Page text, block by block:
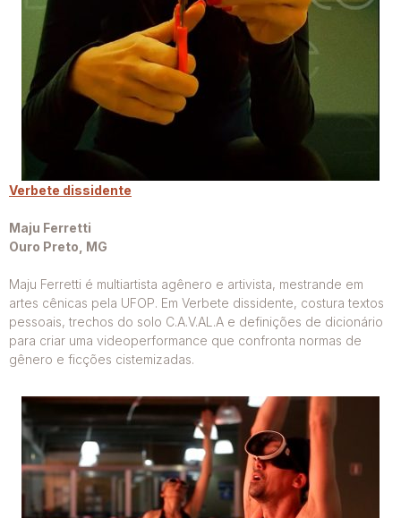
Verbete dissidente
Maju Ferretti
Ouro Preto, MG
Maju Ferretti é multiartista agênero e artivista, mestrande em
artes cênicas pela UFOP. Em Verbete dissidente, costura textos
pessoais, trechos do solo C.A.V.AL.A e definições de dicionário
para criar uma videoperformance que confronta normas de
gênero e ficções cistemizadas.